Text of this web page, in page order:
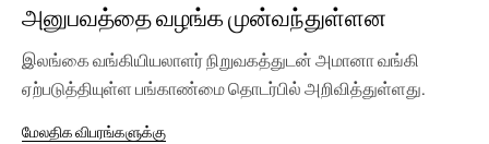
அனுபவத்தை வழங்க முன்வந்துள்ளன
இலங்கை வங்கியியலாளர் நிறுவகத்துடன் அமானா வங்கி
ஏற்படுத்தியுள்ள பங்காண்மை தொடர்பில் அறிவித்துள்ளது.
மேலதிக விபரங்களுக்கு